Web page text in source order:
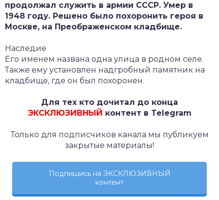
продолжал служить в армии СССР. Умер в
1948 году. Решено было похоронить героя в
Москве, на Преображенском кладбище.
Наследие
Его именем названа одна улица в родном селе.
Также ему установлен надгробный памятник на
кладбище, где он был похоронен.
Для тех кто дочитал до конца
ЭКСКЛЮЗИВНЫЙ контент в Telegram
Только для подписчиков канала мы публикуем
закрытые материалы!
Подпишись на ЭКСКЛЮЗИВНЫЙ
контент